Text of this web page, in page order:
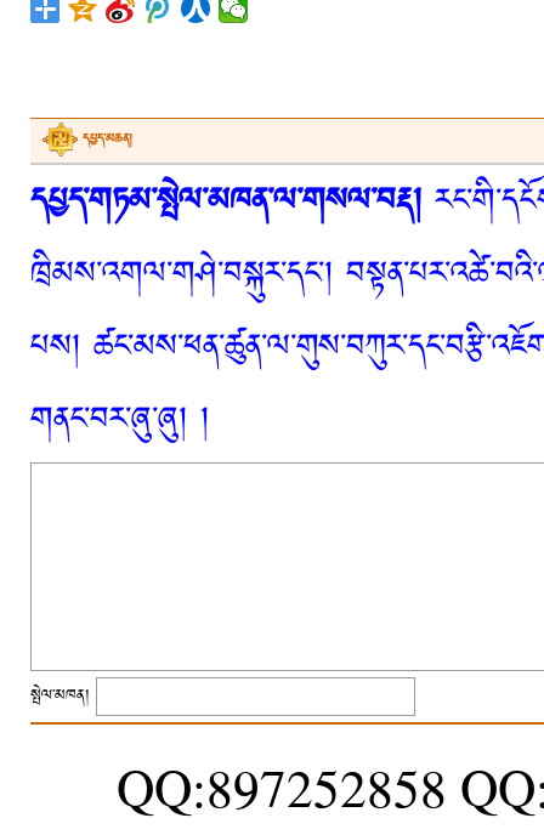
དཔྱད་མཆན།
དཔྱད་གཏམ་སྤེལ་མཁན་ལ་གསལ་བརྡ།
ཁྲིམས་འགལ་གཤེ་བསྐུར་དང་།
པས།
གནང་བར་ཞུ་ཞུ། །
སྤེལ་མཁན།
QQ:897252858